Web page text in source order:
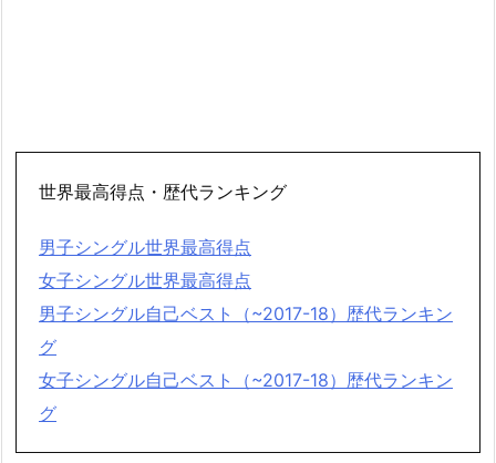
世界最高得点・歴代ランキング
男子シングル世界最高得点
女子シングル世界最高得点
男子シングル自己ベスト（~2017-18）歴代ランキン
グ
女子シングル自己ベスト（~2017-18）歴代ランキン
グ